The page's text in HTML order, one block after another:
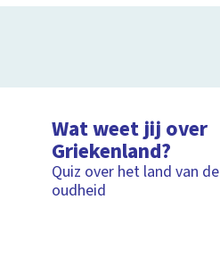
Wat weet jij over
Griekenland?
Quiz over het land van de
oudheid